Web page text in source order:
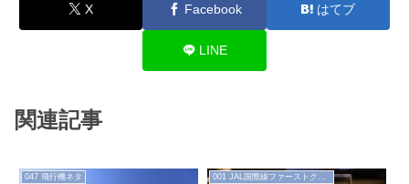
X Facebook はてブ
LINE
関連記事
047 飛行機ネタ